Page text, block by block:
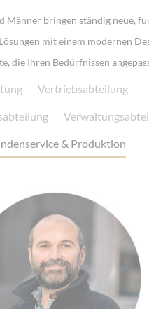
Männer bringen ständig neue,
mit einem modernen
die Ihren Bedürfnissen
Vertriebsabteilung
& Produktion